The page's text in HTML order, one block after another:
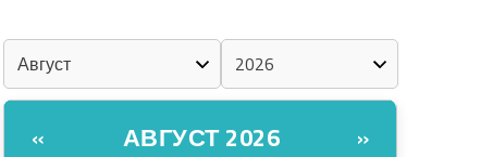
« АВГУСТ 2026 »